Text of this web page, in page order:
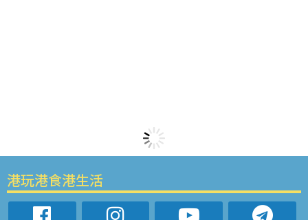
港玩港食港生活